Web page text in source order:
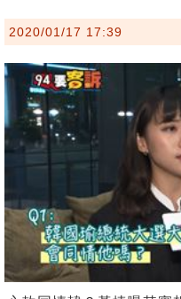
2020/01/17 17:39